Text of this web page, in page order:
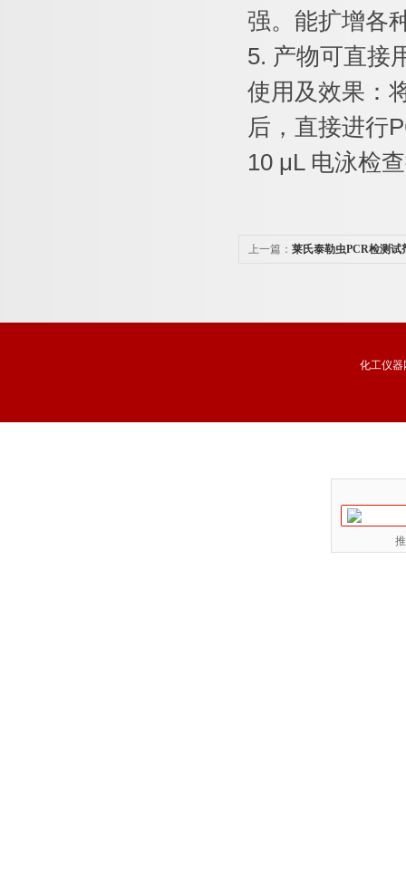
强。能扩增各
5. 产物可直接
使用及效果：
后，直接进行
10 μL 电泳检
上一篇： 莱氏泰勒虫PCR检测试
化工仪器